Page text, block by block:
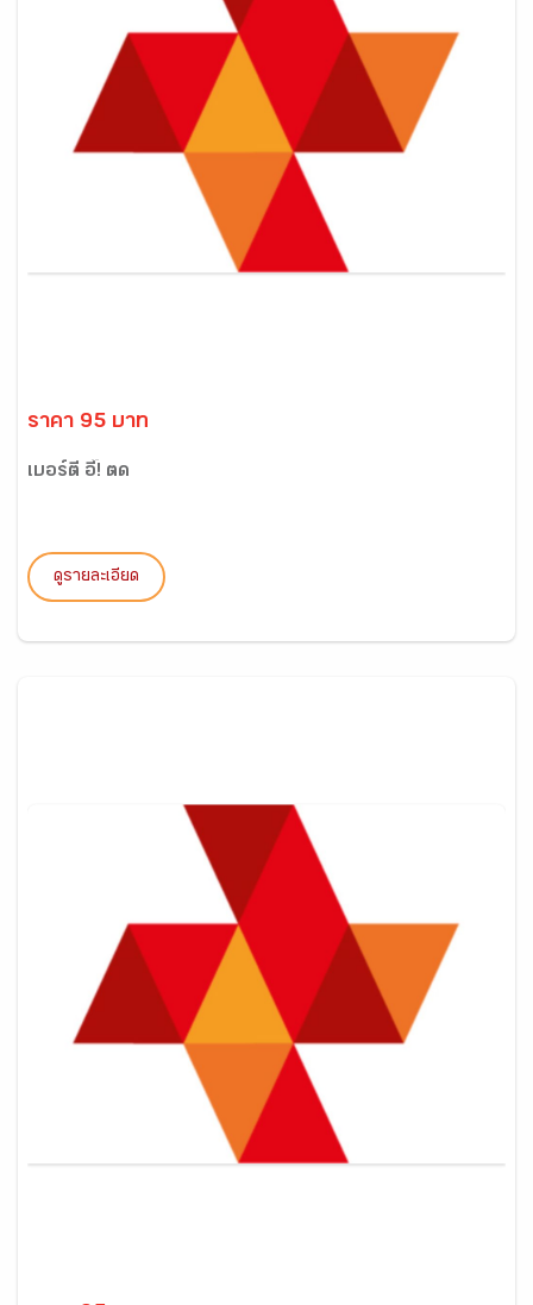
ราคา 95 บาท
เบอร์ตี้ อี๊! ตด
ดูรายละเอียด